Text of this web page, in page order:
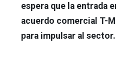
espera que la entrada
acuerdo comercial T-
para impulsar al sector.